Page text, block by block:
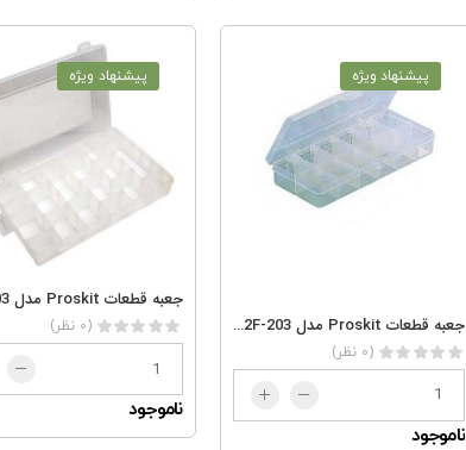
پیشنهاد ویژه
جعبه قطعات Proskit مدل 203-132F
(0 نظر)
ناموجود
پیشنهاد ویژه
(0 نظر)
ناموجود